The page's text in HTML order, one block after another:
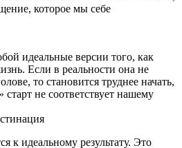
которое мы себе
идеальные версии того, как
Если в реальности она не
то становится труднее начать,
не соответствует нашему
к идеальному результату. Это